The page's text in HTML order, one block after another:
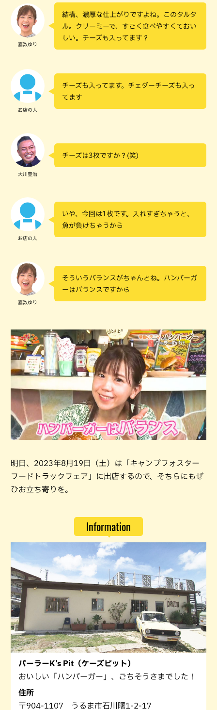
嘉数ゆり
結構、濃厚な仕上がりですよね。このタルタ
ル。クリーミーで、すごく食べやすくておい
しい。チーズも入ってます？
お店の人
チーズも入ってます。チェダーチーズも入っ
てます
大川豊治
チーズは3枚ですか？(笑)
お店の人
いや、今回は1枚です。入れすぎちゃうと、
魚が負けちゃうから
嘉数ゆり
そういうバランスがちゃんとね。ハンバーガ
ーはバランスですから
明日、2023年8月19日（土）は「キャンプフォスター
フードトラックフェア」に出店するので、そちらにもぜ
ひお立ち寄りを。
Information
パーラーK’s Pit（ケーズピット）
おいしい「ハンバーガー」、ごちそうさまでした！
住所
〒904-1107 うるま市石川曙1-2-17